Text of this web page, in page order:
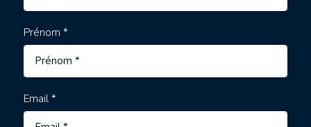
Prénom *
Email *